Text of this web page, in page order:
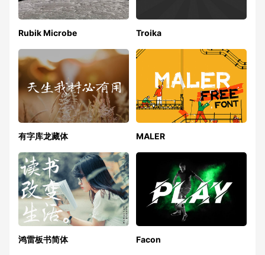
Rubik Microbe Troika
有字库龙藏体 MALER
鸿雷板书简体 Facon